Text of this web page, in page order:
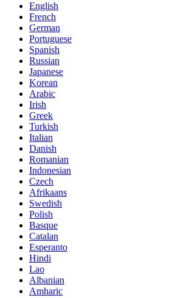
English
French
German
Portuguese
Spanish
Russian
Japanese
Korean
Arabic
Irish
Greek
Turkish
Italian
Danish
Romanian
Indonesian
Czech
Afrikaans
Swedish
Polish
Basque
Catalan
Esperanto
Hindi
Lao
Albanian
Amharic